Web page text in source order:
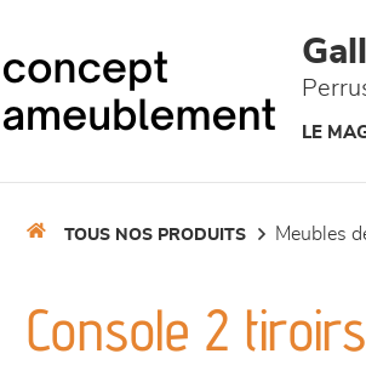
LE
TOUS NOS PRODUITS meubles
Console 2